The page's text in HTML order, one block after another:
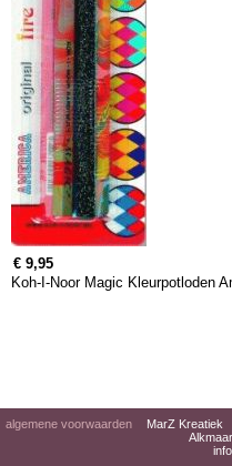
€ 9,95
Koh-I-Noor Magic Kleurpotloden
algemene voorwaarden
MarZ